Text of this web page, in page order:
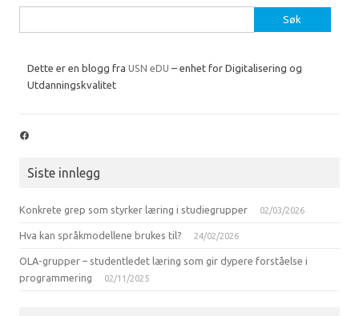
etter:
Dette er en blogg fra USN eDU – enhet for Digitalisering og
Utdanningskvalitet
Facebook
Siste innlegg
Konkrete grep som styrker læring i studiegrupper 02/03/2026
Hva kan språkmodellene brukes til? 24/02/2026
OLA-grupper – studentledet læring som gir dypere forståelse i
programmering
02/11/2025